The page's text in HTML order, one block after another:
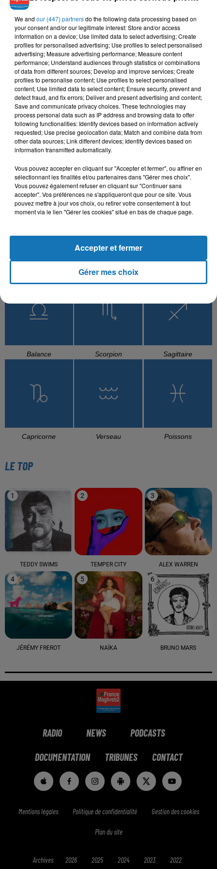
LALGERINO, LYNDA
Bottega
OKBA DJOMATI, CHEB
ROCHDI
Matta Lahwal
TAWSEN
Zid Sawt
L'HOROSCOPE
Bélier Taureau Gémeaux
Lion
Balance Scorpion Sagittaire
Capricorne Verseau Poissons
LE TOP
1
TEDDY SWIMS
2
TEMPER CITY
3
ALEX WARREN
4
JÉRÉMY FREROT
5
NAÏKA
6
BRUNO MARS
RADIO NEWS PODCASTS
DOCUMENTATION TRIBUNES CONTACT
Mentions légales Politique de confidentialité Gestion des cookies
Plan du site
Archives 2026 2025 2024 2023 2022
We and our (447) partnersdo the following data processing based on
your consent and/or our legitimate interest: Store and/or access
information on a device; Use limited data to select advertising; Create
profiles for personalised advertising; Use profiles to select personalised
advertising; Measure advertising performance; Measure content
performance; Understand audiences through statistics or combinations
of data from different sources; Develop and improve services; Create
profiles to personalise content; Use profiles to select personalised
content; Use limited data to select content; Ensure security, prevent and
detect fraud, and fix errors; Deliver and present advertising and content;
Save and communicate privacy choices. These technologies may
process personal data such as IP address and browsing data to offer
following functionalities: Identify devices based on information actively
requested; Use precise geolocation data; Match and combine data from
other data sources; Link different devices; Identify devices based on
information transmitted automatically.
Vous pouvez accepter en cliquant sur "Accepter et fermer", ou affiner en
sélectionnant les finalités et/ou partenaires dans "Gérer mes choix".
Vous pouvez également refuser en cliquant sur "Continuer sans
accepter". Vos préférences ne s'appliqueront que pour ce site. Vous
pouvez mettre à jour vos choix, ou retirer votre consentement à tout
moment via le lien "Gérer les cookies" situé en bas de chaque page.
Gérer mes choix
Accepter et fermer